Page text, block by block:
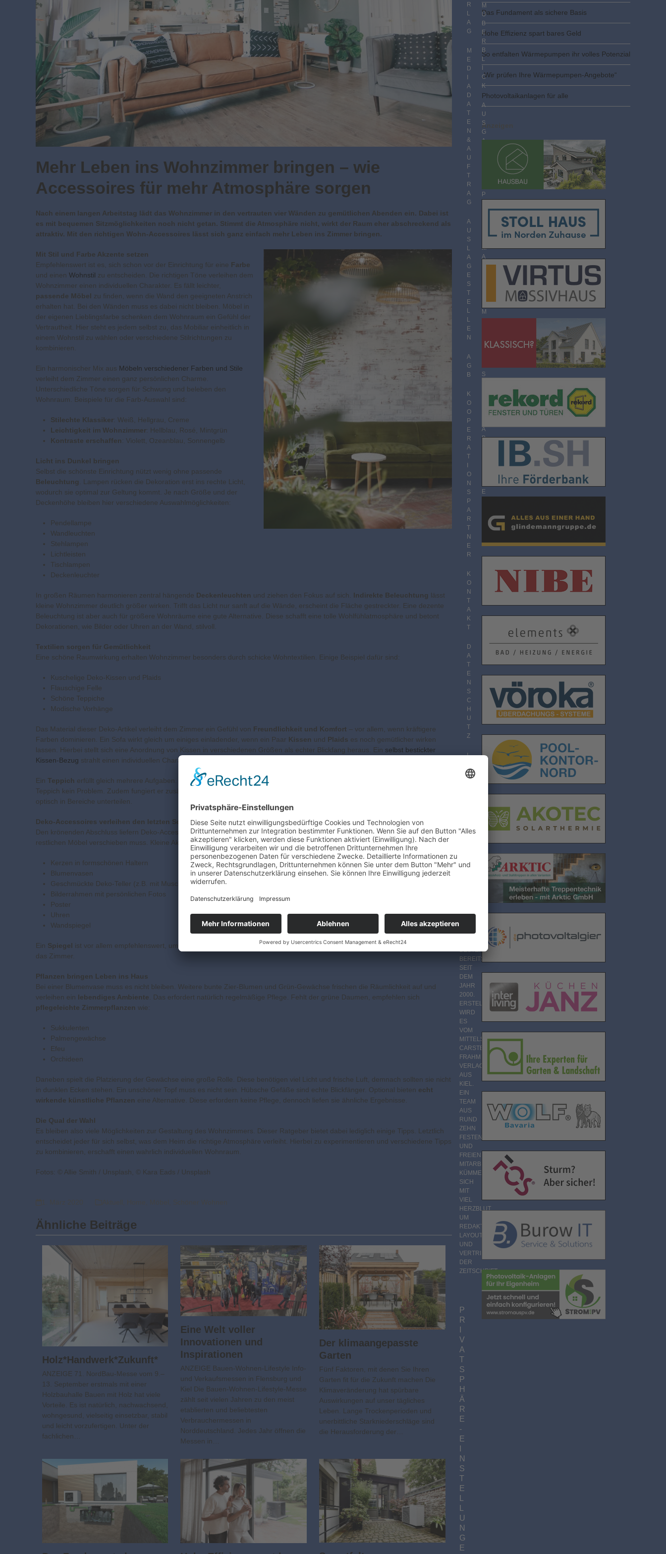
Mehr Leben ins Wohnzimmer bringen – wie
Accessoires für mehr Atmosphäre sorgen
Nach einem langen Arbeitstag lädt das Wohnzimmer in den vertrauten vier Wänden zu gemütlichen Abenden ein. Dabei ist
es mit bequemen Sitzmöglichkeiten noch nicht getan. Stimmt die Atmosphäre nicht, wirkt der Raum eher abschreckend als
attraktiv. Mit den richtigen Wohn-Accessoires lässt sich ganz einfach mehr Leben ins Zimmer bringen.
Mit Stil und Farbe Akzente setzen
Empfehlenswert ist es, sich schon vor der Einrichtung für eine Farbe
und einen Wohnstil zu entscheiden. Die richtigen Töne verleihen dem
Wohnzimmer einen individuellen Charakter. Es fällt leichter,
passende Möbel zu finden, wenn die Wand den geeigneten Anstrich
erhalten hat. Bei den Wänden muss es dabei nicht bleiben. Möbel in
der eigenen Lieblingsfarbe schenken dem Wohnraum ein Gefühl der
Vertrautheit. Hier steht es jedem selbst zu, das Mobiliar einheitlich in
einem Wohnstil zu wählen oder verschiedene Stilrichtungen zu
kombinieren.
Ein harmonischer Mix aus Möbeln verschiedener Farben und Stile
verleiht dem Zimmer einen ganz persönlichen Charme.
Unterschiedliche Töne sorgen für Schwung und beleben den
Wohnraum. Beispiele für die Farb-Auswahl sind:
Stilechte Klassiker: Weiß, Hellgrau, Creme
Leichtigkeit im Wohnzimmer: Hellblau, Rosé, Mintgrün
Kontraste erschaffen: Violett, Ozeanblau, Sonnengelb
Licht ins Dunkel bringen
Selbst die schönste Einrichtung nützt wenig ohne passende
Beleuchtung
. Lampen rücken die Dekoration erst ins rechte Licht,
wodurch sie optimal zur Geltung kommt. Je nach Größe und der
Deckenhöhe bleiben hier verschiedene Auswahlmöglichkeiten:
Pendellampe
Wandleuchten
Stehlampen
Lichtleisten
Tischlampen
Deckenleuchter
In großen Räumen harmonieren zentral hängende Deckenleuchten und ziehen den Fokus auf sich. Indirekte Beleuchtung lässt
kleine Wohnzimmer deutlich größer wirken. Trifft das Licht nur sanft auf die Wände, erscheint die Fläche gestreckter. Eine dezente
Beleuchtung ist aber auch für größere Wohnräume eine gute Alternative. Diese schafft eine tolle Wohlfühlatmosphäre und betont
Dekorationen, wie Bilder oder Uhren an der Wand, stilvoll.
Textilien sorgen für Gemütlichkeit
Eine schöne Raumwirkung erhalten Wohnzimmer besonders durch schicke Wohntextilien. Einige Beispiel dafür sind:
Kuschelige Deko-Kissen und Plaids
Flauschige Felle
Schöne Teppiche
Modische Vorhänge
Das Material dieser Deko-Artikel verleiht dem Zimmer ein Gefühl von Freundlichkeit und Komfort – vor allem, wenn kräftigere
Farben dominieren. Ein Sofa wirkt gleich um einiges einladender, wenn ein Paar Kissen und Plaids es noch gemütlicher wirken
lassen. Hierbei stellt sich eine Anordnung von Kissen in verschiedenen Größen als echter Blickfang heraus. Ein selbst bestickter
Kissen-Bezug strahlt einen individuellen Charakter aus.
Ein Teppich erfüllt gleich mehrere Aufgaben. Zum einen bringt er Wärme in den Raum. Selbst barfuß laufen im Winter ist mit einem
Teppich kein Problem. Zudem fungiert er zusätzlich als Raumteiler. Durch ihn kann man kleine Wohn-Inseln bilden, die das Zimmer
optisch in Bereiche unterteilen.
Deko-Accessoires verleihen den letzten Schliff
Den krönenden Abschluss liefern Deko-Accessoires. Bereits kleine Veränderungen können optisch viel bewirken, ohne dass man die
restlichen Möbel verschieben muss. Kleine Akzente sorgen hier für einen individuell wohnlichen Charakter:
Kerzen in formschönen Haltern
Blumenvasen
Geschmückte Deko-Teller (z.B. mit Muscheln oder Blumen)
Bilderrahmen mit persönlichen Fotos
Poster
Uhren
Wandspiegel
Ein Spiegel ist vor allem empfehlenswert, um kleine Räume größer wirken zu lassen. Daneben erhellt die Reflexion des Tageslichts
das Zimmer.
Pflanzen bringen Leben ins Haus
Bei einer Blumenvase muss es nicht bleiben. Weitere bunte Zier-Blumen und Grün-Gewächse frischen die Räumlichkeit auf und
verleihen ein lebendiges Ambiente . Das erfordert natürlich regelmäßige Pflege. Fehlt der grüne Daumen, empfehlen sich
pflegeleichte Zimmerpflanzen wie:
Sukkulenten
Palmengewächse
Efeu
Orchideen
Daneben spielt die Platzierung der Gewächse eine große Rolle. Diese benötigen viel Licht und frische Luft, demnach sollten sie nicht
in dunklen Ecken stehen. Ein unschöner Topf muss es nicht sein. Hübsche Gefäße sind echte Blickfänger. Optional bieten echt
wirkende künstliche Pflanzen eine Alternative. Diese erfordern keine Pflege, dennoch liefen sie ähnliche Ergebnisse.
Die Qual der Wahl
Es bleiben also viele Möglichkeiten zur Gestaltung des Wohnzimmers. Dieser Ratgeber bietet dabei lediglich einige Tipps. Letztlich
entscheidet jeder für sich selbst, was dem Heim die richtige Atmosphäre verleiht. Hierbei zu experimentieren und verschiedene Tipps
zu kombinieren, erschafft einen wahrlich individuellen Wohnraum.
Fotos: © Allie Smith / Unsplash, © Kara Eads / Unsplash
Ähnliche Beiträge
Holz*Handwerk*Zukunft*
ANZEIGE 71. NordBau-Messe vom 9.–
13. September erstmals mit einer
Holzbauhalle Bauen mit Holz hat viele
Vorteile. Es ist natürlich, nachwachsend,
wohngesund, vielseitig einsetzbar, stabil
und leicht vorzufertigen. Unter der
fachlichen…
Eine Welt voller
Innovationen und
Inspirationen
ANZEIGE Bauen-Wohnen-Lifestyle Info-
und Verkaufsmessen in Flensburg und
Kiel Die Bauen-Wohnen-Lifestyle-Messe
zählt seit vielen Jahren zu den meist
etablierten und beliebtesten
Verbrauchermessen in
Norddeutschland. Jedes Jahr öffnen die
Messen in…
Der klimaangepasste
Garten
Fünf Faktoren, mit denen Sie Ihren
Garten fit für die Zukunft machen Die
Klimaveränderung hat spürbare
Auswirkungen auf unser tägliches
Leben. Lange Trockenperioden und
unerbittliche Starkniederschläge sind
die Herausforderung der…
Das Fundament als sichere Basis
Hohe Effizienz spart bares Geld
So entfalten Wärmepumpen ihr volles Potenzial
„Wir prüfen Ihre Wärmepumpen-Angebote“
Photovoltaik­­anlagen für alle
Anzeigen
R
L
A
G
M
E
D
A
D
A
T
E
N
&
A
U
F
T
R
A
G
A
U
S
L
A
G
E
S
T
E
L
L
E
N
A
G
B
K
O
O
P
E
R
A
T
O
N
S
P
A
R
T
N
E
R
K
O
N
T
A
K
T
D
A
T
E
N
S
C
H
U
T
Z
I
P
M
M
Ü
B
E
R
B
L
C
K
A
U
S
G
A
P
M
A
M
B
S
A
B
E
VERLAG
DAS
BAUMAGAZIN
BESTEHT
BEREITS
SEIT
DEM
JAHR
2000.
ERSTELLT
WIRD
ES
VOM
MITTELSTÄNDISCHEN
CARSTEN
FRAHM
VERLAG
AUS
KIEL.
EIN
TEAM
AUS
RUND
ZEHN
FESTEN
UND
FREIEN
MITARBEITERN
KÜMMERT
SICH
MIT
VIEL
HERZBLUT
UM
REDAKTION,
LAYOUT
UND
VERTRIEB
DER
ZEITSCHRIFT.
P
R
V
A
T
S
P
H
Ä
R
E
-
E
N
S
T
E
U
N
G
E